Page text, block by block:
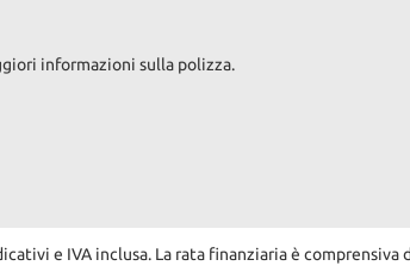
informazioni sulla polizza.
e IVA inclusa. La rata finanziaria è comprensiva